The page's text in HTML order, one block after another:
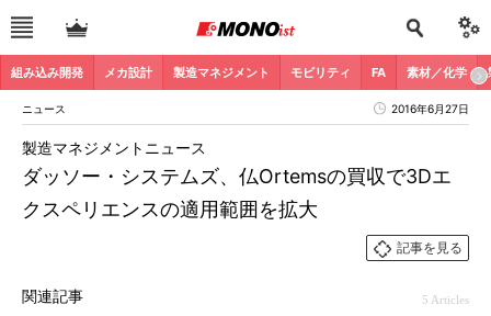
組み込み開発 メカ設計 製造マネジメント モビリティ FA 素材／化学
ニュース 2016年6月27日
ダッソー・システムズ、仏Ortemsの買収で3Dエ
クスペリエンスの適用範囲を拡大
製造マネジメントニュース
記事を見る
関連記事 5 Articles